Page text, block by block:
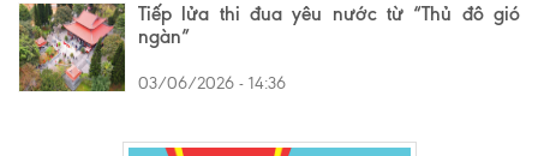
Tiếp lửa thi đua yêu nước từ “Thủ đô gió
ngàn”
03/06/2026 - 14:36